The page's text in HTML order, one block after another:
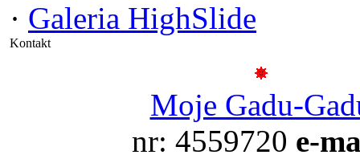
· Galeria HighSlide
Kontakt
Moje Gadu-
nr: 4559720 e-